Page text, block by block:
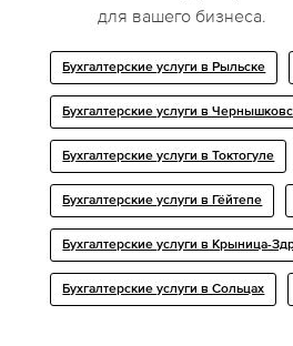
для вашего бизнеса.
Бухгалтерские услуги в Рыльске
Бухгалтерские услуги в
Бухгалтерские услуги в Токтогуле
Бухгалтерские услуги в Гёйтепе
Бухгалтерские услуги в Крыница-
Бухгалтерские услуги в Сольцах